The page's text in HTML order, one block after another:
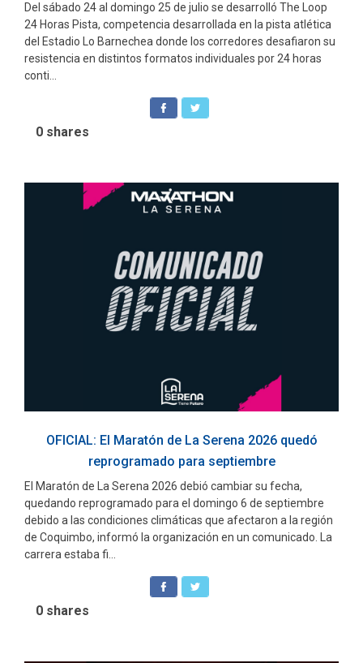
Del sábado 24 al domingo 25 de julio se desarrolló The Loop
24 Horas Pista, competencia desarrollada en la pista atlética
del Estadio Lo Barnechea donde los corredores desafiaron su
resistencia en distintos formatos individuales por 24 horas
conti...
0 shares
OFICIAL: El Maratón de La Serena 2026 quedó
reprogramado para septiembre
El Maratón de La Serena 2026 debió cambiar su fecha,
quedando reprogramado para el domingo 6 de septiembre
debido a las condiciones climáticas que afectaron a la región
de Coquimbo, informó la organización en un comunicado. La
carrera estaba fi...
0 shares